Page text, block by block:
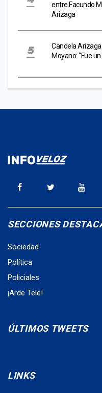
entre Facundo
Arizaga
Candela
Moyano: “Fue
SECCIONES
Sociedad
Política
Policiales
¡Arde Tele!
ÚLTIMOS TWEETS
LINKS